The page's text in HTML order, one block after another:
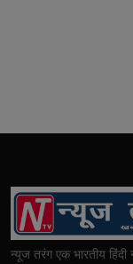
न्यूज तरंग एक भारतीय